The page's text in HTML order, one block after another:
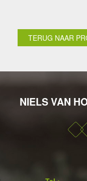
TERUG NAAR
NIELS VAN